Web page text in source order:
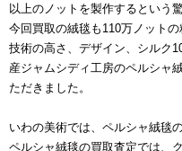
以上のノットを製作するという
今回買取の絨毯も110万ノット
技術の高さ、デザイン、シルク
産ジャムシディ工房のペルシャ
ただきました。
いわの美術では、ペルシャ絨毯
ペルシャ絨毯の買取査定では、